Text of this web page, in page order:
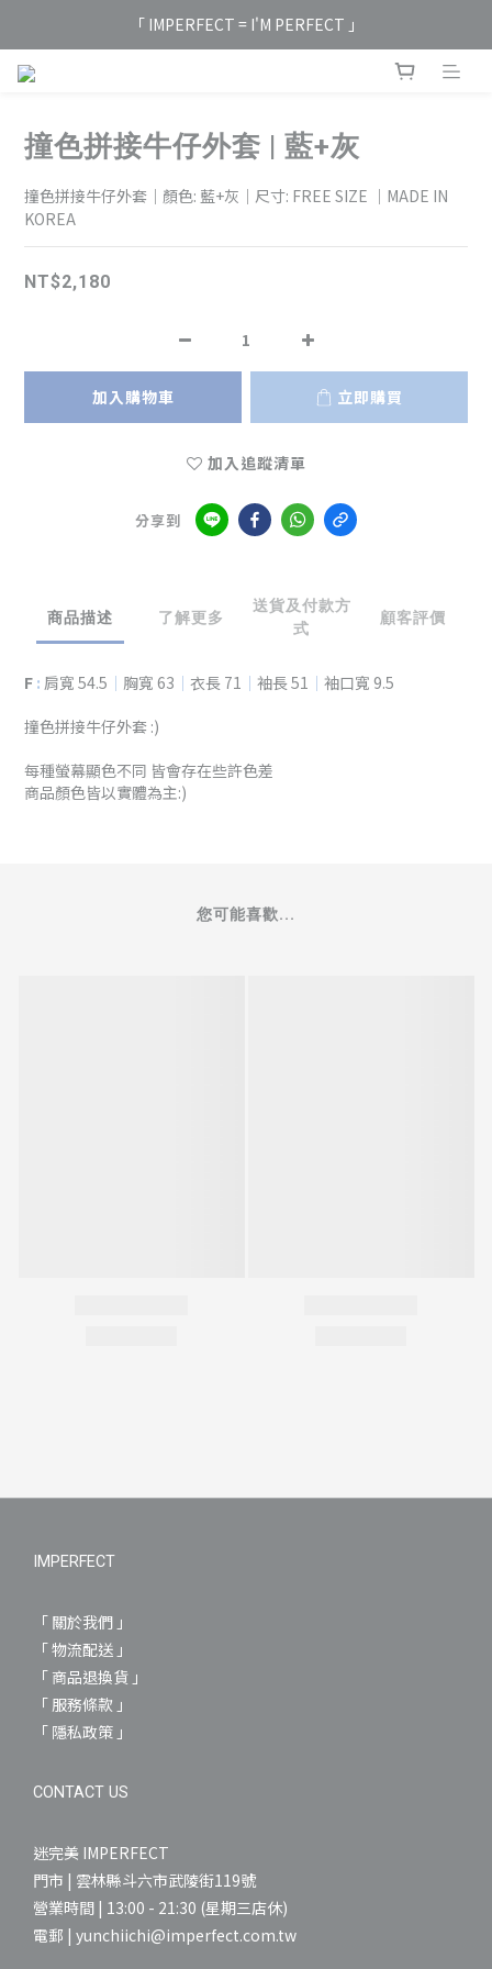
「 IMPERFECT = I'M PERFECT 」
撞色拼接牛仔外套 | 藍+灰
撞色拼接牛仔外套｜顏色: 藍+灰｜尺寸: FREE SIZE ｜MADE IN
KOREA
NT$2,180
加入購物車 立即購買
加入追蹤清單
分享到
商品描述 了解更多
送貨及付款方
式
顧客評價
F : 肩寬 54.5 ｜ 胸寬 63 ｜ 衣長 71 ｜ 袖長 51 ｜ 袖口寬 9.5
撞色拼接牛仔外套 :)
每種螢幕顯色不同 皆會存在些許色差
商品顏色皆以實體為主:)
您可能喜歡...
IMPERFECT
「 關於我們 」
「 物流配送 」
「 商品退換貨 」
「 服務條款 」
「 隱私政策 」
CONTACT US
迷完美 IMPERFECT
門市 | 雲林縣斗六市武陵街119號
營業時間 | 13:00 - 21:30 (星期三店休)
電郵 | yunchiichi@imperfect.com.tw